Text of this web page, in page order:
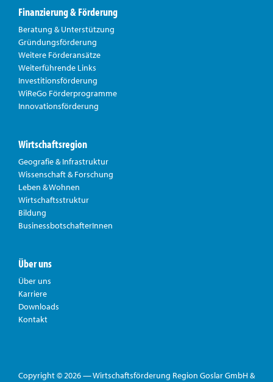
Finanzierung & Förderung
Beratung & Unterstützung
Gründungsförderung
Weitere Förderansätze
Weiterführende Links
Investitionsförderung
WiReGo Förderprogramme
Innovationsförderung
Wirtschaftsregion
Geografie & Infrastruktur
Wissenschaft & Forschung
Leben & Wohnen
Wirtschaftsstruktur
Bildung
BusinessbotschafterInnen
Über uns
Über uns
Karriere
Downloads
Kontakt
Copyright © 2026 — Wirtschaftsförderung Region Goslar GmbH &